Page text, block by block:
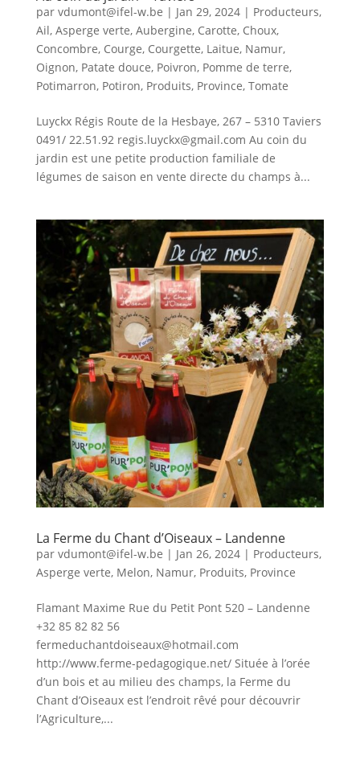
par vdumont@ifel-w.be | Jan 29, 2024| Producteurs,
Ail, Asperge verte, Aubergine, Carotte, Choux,
Concombre, Courge, Courgette, Laitue, Namur,
Oignon, Patate douce, Poivron, Pomme de terre,
Potimarron, Potiron, Produits, Province, Tomate
Luyckx Régis Route de la Hesbaye, 267 – 5310 Taviers
0491/ 22.51.92 regis.luyckx@gmail.com Au coin du
jardin est une petite production familiale de
légumes de saison en vente directe du champs à...
La Ferme du Chant d’Oiseaux – Landenne
par vdumont@ifel-w.be | Jan 26, 2024| Producteurs,
Asperge verte, Melon, Namur, Produits, Province
Flamant Maxime Rue du Petit Pont 520 – Landenne
+32 85 82 82 56
fermeduchantdoiseaux@hotmail.com
http://www.ferme-pedagogique.net/ Située à l’orée
d’un bois et au milieu des champs, la Ferme du
Chant d’Oiseaux est l’endroit rêvé pour découvrir
l’Agriculture,...